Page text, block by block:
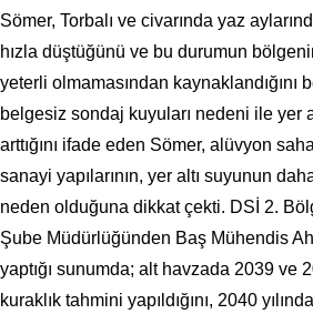
Sömer, Torbalı ve civarında yaz
hızla düştüğünü ve bu durumun
yeterli olmamasından kaynaklandığını
belgesiz sondaj kuyuları nedeni ile yer
arttığını ifade eden Sömer, alüvyon
sanayi yapılarının, yer altı suyunun
neden olduğuna dikkat çekti. DSİ 2.
Şube Müdürlüğünden Baş Mühendis
yaptığı sunumda; alt havzada 2039 ve
kuraklık tahmini yapıldığını, 2040